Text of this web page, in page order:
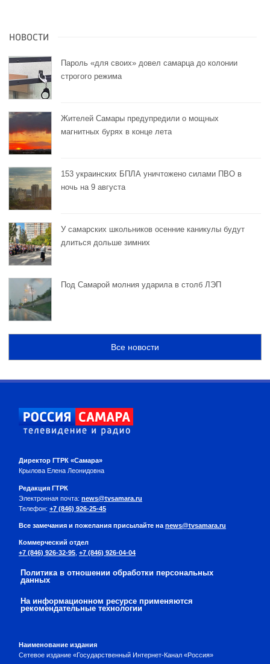
НОВОСТИ
Пароль «для своих» довел самарца до колонии
строгого режима
Жителей Самары предупредили о мощных
магнитных бурях в конце лета
153 украинских БПЛА уничтожено силами ПВО в
ночь на 9 августа
У самарских школьников осенние каникулы будут
длиться дольше зимних
Под Самарой молния ударила в столб ЛЭП
Все новости
Директор ГТРК «Самара»
Крылова Елена Леонидовна
Редакция ГТРК
Электронная почта: news@tvsamara.ru
Телефон: +7 (846) 926-25-45
Все замечания и пожелания присылайте на news@tvsamara.ru
Коммерческий отдел
+7 (846) 926-32-95 +7 (846) 926-04-04
Политика в отношении обработки персональных
данных
На информационном ресурсе применяются
рекомендательные технологии
Наименование издания
Сетевое издание «Государственный Интернет-Канал «Россия»